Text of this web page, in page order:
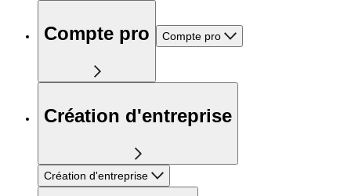
Compte pro Compte pro
Création d'entreprise
Création d'entreprise